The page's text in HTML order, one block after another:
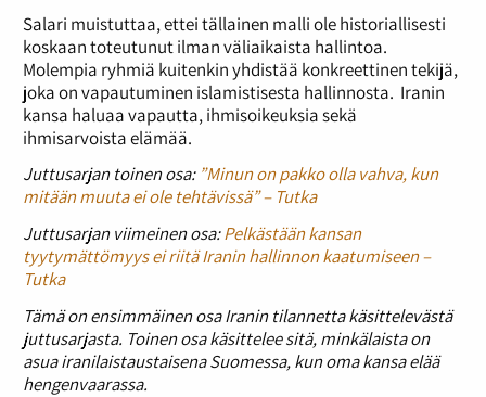
Salari muistuttaa, ettei tällainen malli ole historiallisesti
koskaan toteutunut ilman väliaikaista hallintoa.
Molempia ryhmiä kuitenkin yhdistää konkreettinen tekijä,
joka on vapautuminen islamistisesta hallinnosta. Iranin
kansa haluaa vapautta, ihmisoikeuksia sekä
ihmisarvoista elämää.
Juttusarjan toinen osa: ”Minun on pakko olla vahva, kun
mitään muuta ei ole tehtävissä” – Tutka
Juttusarjan viimeinen osa:Pelkästään kansan
tyytymättömyys ei riitä Iranin hallinnon kaatumiseen –
Tutka
Tämä on ensimmäinen osa Iranin tilannetta käsittelevästä
juttusarjasta. Toinen osa käsittelee sitä, minkälaista on
asua iranilaistaustaisena Suomessa, kun oma kansa elää
hengenvaarassa.